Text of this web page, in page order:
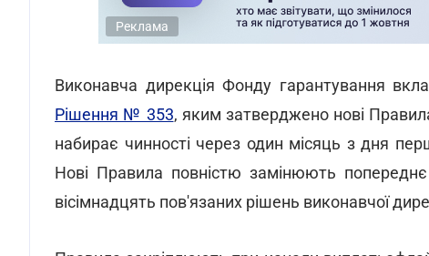
Реклама
Виконавча дирекція Фонду гарантування
Рішення № 353, яким затверджено нові
набирає чинності через один місяць з дня
Нові Правила повністю замінюють попереднє
вісімнадцять пов'язаних рішень виконавчої